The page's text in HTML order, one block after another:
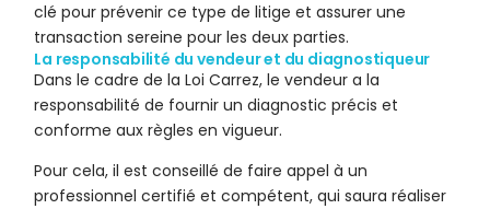
clé pour prévenir ce type de litige et assurer une
transaction sereine pour les deux parties.
La responsabilité du vendeur et du diagnostiqueur
Dans le cadre de la Loi Carrez, le vendeur a la
responsabilité de fournir un diagnostic précis et
conforme aux règles en vigueur.
Pour cela, il est conseillé de faire appel à un
professionnel certifié et compétent, qui saura réaliser